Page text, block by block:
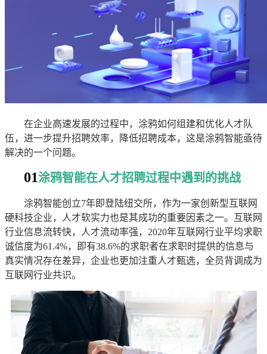
在企业高速发展的过程中，涂鸦如何组建和优化人才队
伍，进一步提升招聘效率，降低招聘成本，这是涂鸦智能亟待
解决的一个问题。
01涂鸦智能在人才招聘过程中遇到的挑战
涂鸦智能创立7年即登陆纽交所，作为一家创新型互联网
硬科技企业，人才软实力也是其成功的重要因素之一。互联网
行业信息流转快，人才流动率强，2020年互联网行业平均求职
诚信度为61.4%，即有38.6%的求职者在求职时提供的信息与
真实情况存在差异，企业也更加注重人才甄选，全员背调成为
互联网行业共识。